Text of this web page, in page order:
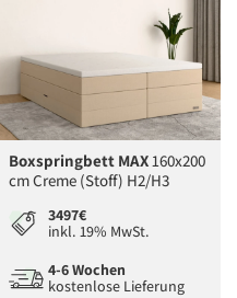
Boxspringbett MAX160x200
cm Creme (Stoff) H2/H3
3497€
inkl. 19% MwSt.
4-6 Wochen
kostenlose Lieferung